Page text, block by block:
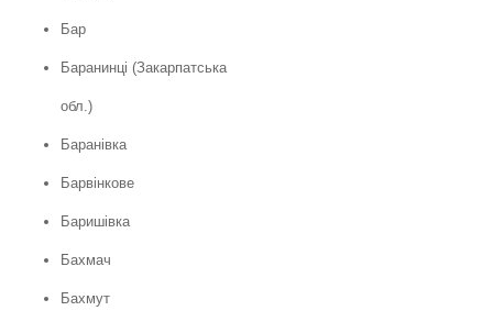
Бар
Баранинці (Закарпатська
обл.)
Баранівка
Барвінкове
Баришівка
Бахмач
Бахмут